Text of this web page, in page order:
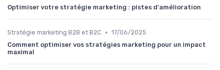
Optimiser votre stratégie marketing : pistes d'amélioration
Stratégie marketing B2B et B2C • 17/06/2025
Comment optimiser vos stratégies marketing pour un impact
maximal